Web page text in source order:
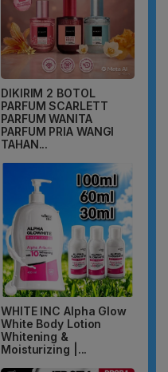
DIKIRIM 2 BOTOL
PARFUM SCARLETT
PARFUM WANITA
PARFUM PRIA WANGI
TAHAN...
WHITE INC Alpha Glow
White Body Lotion
Whitening &
Moisturizing |...